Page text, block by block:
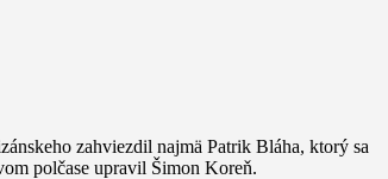
zahviezdil najmä Patrik Bláha, ktorý sa
polčase upravil Šimon Koreň.